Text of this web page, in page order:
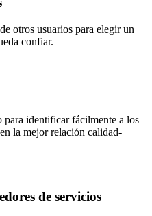
otros usuarios para elegir un
confiar.
identificar fácilmente a los
la mejor relación calidad-
de servicios